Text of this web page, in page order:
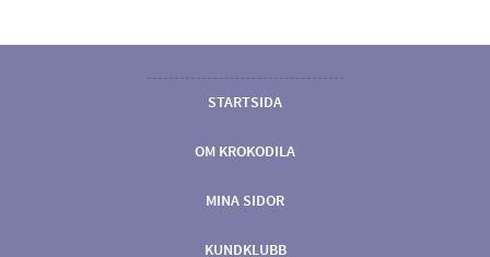
STARTSIDA
OM KROKODILA
MINA SIDOR
KUNDKLUBB